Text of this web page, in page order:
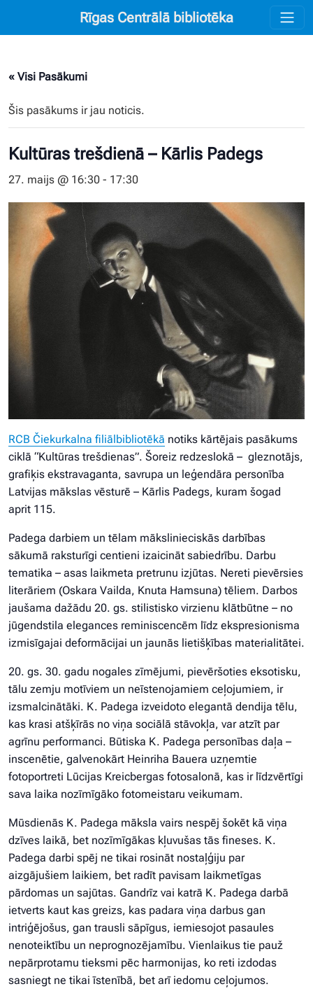
Rīgas Centrālā bibliotēka
« Visi Pasākumi
Šis pasākums ir jau noticis.
Kultūras trešdienā – Kārlis Padegs
27. maijs @ 16:30 - 17:30
RCB Čiekurkalna filiālbibliotēkā notiks kārtējais pasākums
ciklā “Kultūras trešdienas”. Šoreiz redzeslokā – gleznotājs,
grafiķis ekstravaganta, savrupa un leģendāra personība
Latvijas mākslas vēsturē – Kārlis Padegs, kuram šogad
aprit 115.
Padega darbiem un tēlam mākslinieciskās darbības
sākumā raksturīgi centieni izaicināt sabiedrību. Darbu
tematika – asas laikmeta pretrunu izjūtas. Nereti pievērsies
literāriem (Oskara Vailda, Knuta Hamsuna) tēliem. Darbos
jaušama dažādu 20. gs. stilistisko virzienu klātbūtne – no
jūgendstila elegances reminiscencēm līdz ekspresionisma
izmisīgajai deformācijai un jaunās lietišķības materialitātei.
20. gs. 30. gadu nogales zīmējumi, pievēršoties eksotisku,
tālu zemju motīviem un neīstenojamiem ceļojumiem, ir
izsmalcinātāki. K. Padega izveidoto elegantā dendija tēlu,
kas krasi atšķīrās no viņa sociālā stāvokļa, var atzīt par
agrīnu performanci. Būtiska K. Padega personības daļa –
inscenētie, galvenokārt Heinriha Bauera uzņemtie
fotoportreti Lūcijas Kreicbergas fotosalonā, kas ir līdzvērtīgi
sava laika nozīmīgāko fotomeistaru veikumam.
Mūsdienās K. Padega māksla vairs nespēj šokēt kā viņa
dzīves laikā, bet nozīmīgākas kļuvušas tās fineses. K.
Padega darbi spēj ne tikai rosināt nostaļģiju par
aizgājušiem laikiem, bet radīt pavisam laikmetīgas
pārdomas un sajūtas. Gandrīz vai katrā K. Padega darbā
ietverts kaut kas greizs, kas padara viņa darbus gan
intriģējošus, gan trausli sāpīgus, iemiesojot pasaules
nenoteiktību un neprognozējamību. Vienlaikus tie pauž
nepārprotamu tieksmi pēc harmonijas, ko reti izdodas
sasniegt ne tikai īstenībā, bet arī iedomu ceļojumos.